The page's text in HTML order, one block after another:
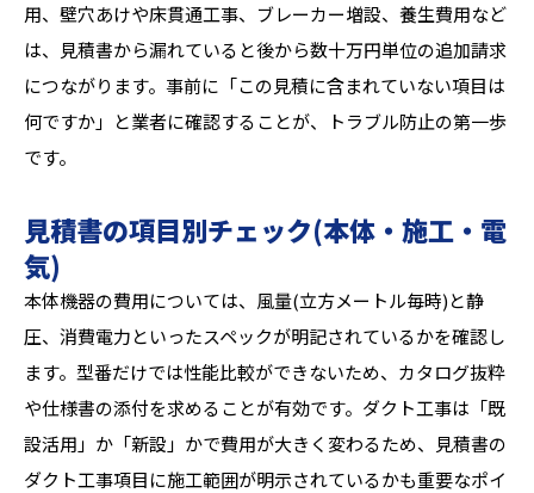
用、壁穴あけや床貫通工事、ブレーカー増設、養生費用など
は、見積書から漏れていると後から数十万円単位の追加請求
につながります。事前に「この見積に含まれていない項目は
何ですか」と業者に確認することが、トラブル防止の第一歩
です。
見積書の項目別チェック(本体・施工・電
気)
本体機器の費用については、風量(立方メートル毎時)と静
圧、消費電力といったスペックが明記されているかを確認し
ます。型番だけでは性能比較ができないため、カタログ抜粋
や仕様書の添付を求めることが有効です。ダクト工事は「既
設活用」か「新設」かで費用が大きく変わるため、見積書の
ダクト工事項目に施工範囲が明示されているかも重要なポイ